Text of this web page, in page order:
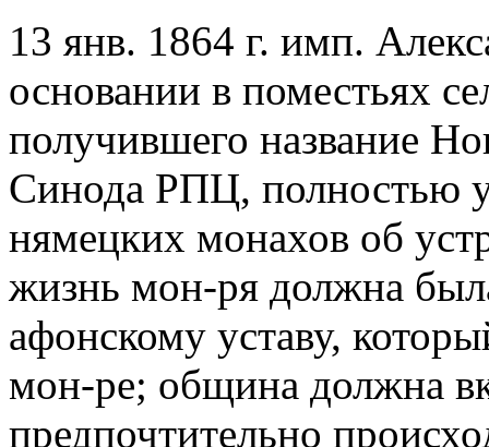
13 янв. 1864 г. имп.
основании в поместьях
получившего название
Синода РПЦ, полностью
нямецких монахов об
жизнь мон-ря должна
афонскому уставу,
мон-ре; община должна
предпочтительно